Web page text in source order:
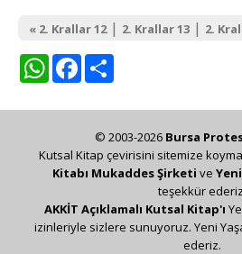
« 2. Krallar 12| 2. Krallar 13 | 2.
WhatsAppFacebook
© 2003-2026 Bursa
Kutsal Kitap çevirisini sitemize
Kitabı Mukaddes Şirketi ve
teşekkür
AKKİT Açıklamalı Kutsal Kitap'ı
izinleriyle sizlere sunuyoruz. Yeni
ederiz.